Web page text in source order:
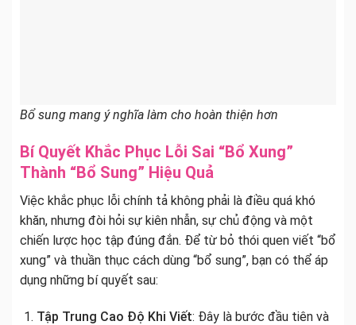
Bổ sung mang ý nghĩa làm cho hoàn thiện hơn
Bí Quyết Khắc Phục Lỗi Sai “Bổ Xung”
Thành “Bổ Sung” Hiệu Quả
Việc khắc phục lỗi chính tả không phải là điều quá khó
khăn, nhưng đòi hỏi sự kiên nhẫn, sự chủ động và một
chiến lược học tập đúng đắn. Để từ bỏ thói quen viết “bổ
xung” và thuần thục cách dùng “bổ sung”, bạn có thể áp
dụng những bí quyết sau:
Tập Trung Cao Độ Khi Viết: Đây là bước đầu tiên và